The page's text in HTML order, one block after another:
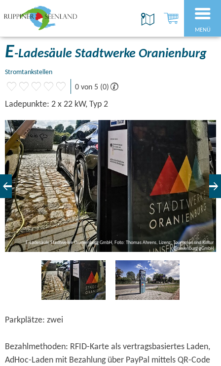
MENÜ
E-Ladesäule Stadtwerke Oranienburg
Stromtankstellen
0 von 5 (0)
Ladepunkte: 2 x 22 kW, Typ 2
E-Ladesäule Stadtwerke Oranienburg GmbH, Foto: Thomas Ahrens, Lizenz: Tourismus und Kultur
Oranienburg gGmbH
Parkplätze: zwei
Bezahlmethoden: RFID-Karte als vertragsbasiertes Laden,
AdHoc-Laden mit Bezahlung über PayPal mittels QR-Code